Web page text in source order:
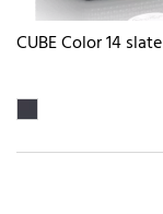
CUBE Color 14 slate